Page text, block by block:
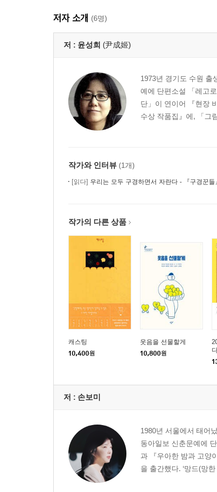
저자 소개 (6명)
저 : 윤성희 (尹成姬)
1973년 경기도 수원 출
예에 단편소설 「레고
단」이 연이어 『현장
수상 작품집』에, 「그
작가와 인터뷰 (1개)
[읽다] 우리는 모두 구경하면서 자란다 - 『구경꾼들
작가의 다른 상품
캐스팅
10,400원
웃음을 선물할게
10,800원
저 : 손보미
1980년 서울에서 태어
동아일보 신춘문예에
과 『우아한 밤과 고양
을 출간했다. ‘망드(망